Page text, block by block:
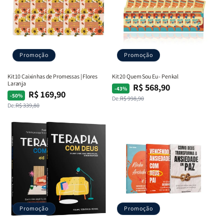
Promoção
Kit 10 Caixinhas de Promessas | Flores
Laranja
-50%
Preço
normal
De:R$ 339,80
Preço
promocional
R$ 169,90
Promoção
Kit 20 Quem Sou Eu - Penkal
-43%
Preço
normal
De:R$ 998,90
Preço
promocional
R$ 568,90
Promoção Promoção